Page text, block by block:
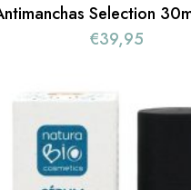
Selection
€39,95